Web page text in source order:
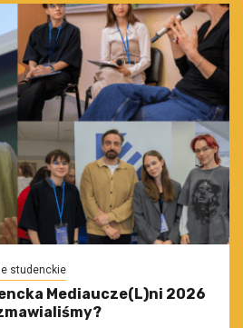
studenckie
Mediaucze(L)ni 2026